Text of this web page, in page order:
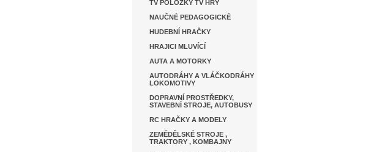
TV POLOŽKY TV HRY
NAUČNÉ PEDAGOGICKÉ
HUDEBNÍ HRAČKY
HRAJICI MLUVÍCÍ
AUTA A MOTORKY
AUTODRÁHY A VLÁČKODRÁHY
LOKOMOTIVY
DOPRAVNÍ PROSTŘEDKY,
STAVEBNÍ STROJE, AUTOBUSY
RC HRAČKY A MODELY
ZEMĚDĚLSKÉ STROJE ,
TRAKTORY , KOMBAJNY